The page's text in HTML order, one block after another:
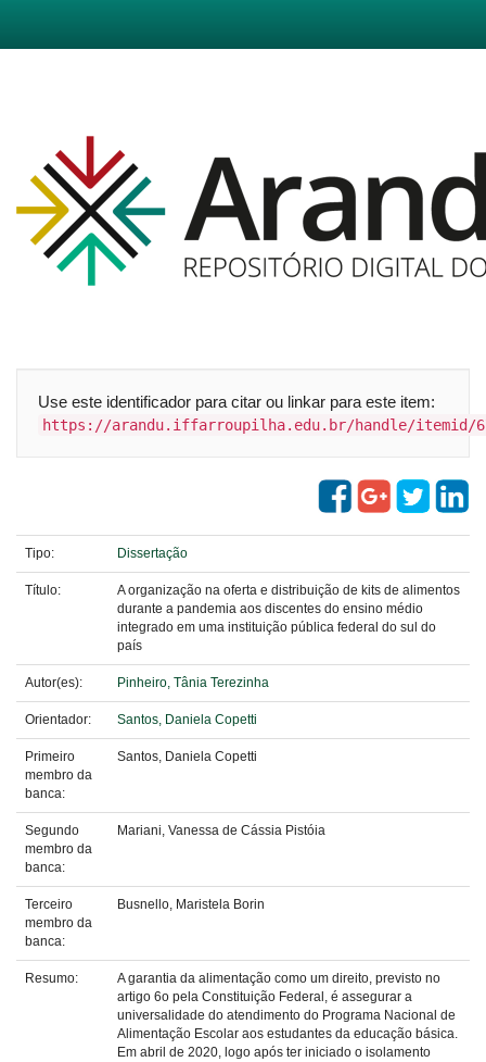
Use este identificador para citar ou linkar para este item:
https://arandu.iffarroupilha.edu.br/handle/itemid/
Tipo: Dissertação
Título:
A organização na oferta e distribuição de kits de alimentos
durante a pandemia aos discentes do ensino médio
integrado em uma instituição pública federal do sul do
país
Autor(es): Pinheiro, Tânia Terezinha
Orientador: Santos, Daniela Copetti
Primeiro
membro da
banca:
Santos, Daniela Copetti
Segundo
membro da
banca:
Mariani, Vanessa de Cássia Pistóia
Terceiro
membro da
banca:
Busnello, Maristela Borin
Resumo:
A garantia da alimentação como um direito, previsto no
artigo 6o pela Constituição Federal, é assegurar a
universalidade do atendimento do Programa Nacional de
Alimentação Escolar aos estudantes da educação básica.
Em abril de 2020, logo após ter iniciado o isolamento